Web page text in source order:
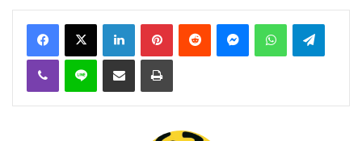
FacebookX Linkedin PinterestReddit MessengerWhatsAppTelegram
Viber Ligne Partager par email Imprimer